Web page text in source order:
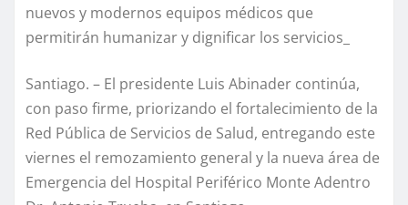
nuevos y modernos equipos médicos que
permitirán humanizar y dignificar los servicios_
Santiago. – El presidente Luis Abinader continúa,
con paso firme, priorizando el fortalecimiento de la
Red Pública de Servicios de Salud, entregando este
viernes el remozamiento general y la nueva área de
Emergencia del Hospital Periférico Monte Adentro